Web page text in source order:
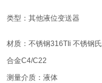
类型：其他液位变送器
材质：不锈钢316TIi 不锈钢氏
合金C4/C22
测量介质：液体